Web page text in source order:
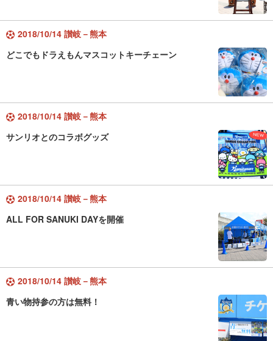
2018/10/14 讃岐－熊本
どこでもドラえもんマスコットキーチェーン
2018/10/14 讃岐－熊本
サンリオとのコラボグッズ
2018/10/14 讃岐－熊本
ALL FOR SANUKI DAYを開催
2018/10/14 讃岐－熊本
青い物持参の方は無料！